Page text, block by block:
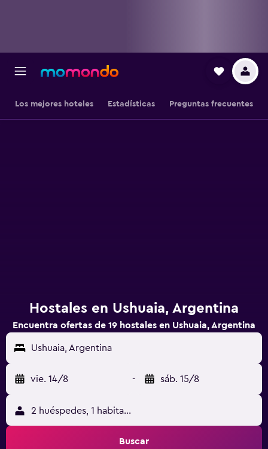
Los mejores hoteles Estadísticas Preguntas frecuentes
Hostales en Ushuaia, Argentina
Encuentra ofertas de 19 hostales en Ushuaia, Argentina
Ushuaia, Argentina
vie. 14/8 - sáb. 15/8
2 huéspedes, 1 habitación
Buscar